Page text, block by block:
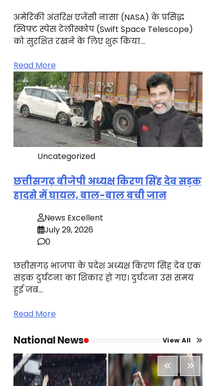
अमेरिकी अंतरिक्ष एजेंसी नासा (NASA) के प्रसिद्ध
स्विफ्ट स्पेस टेलीस्कोप (Swift Space Telescope)
को सुरक्षित रखने के लिए शुरू किया…
Read More
Uncategorized
छत्तीसगढ़ बीजेपी अध्यक्ष किरण सिंह देव सड़क
हादसे में घायल, बाल-बाल बची जान
News Excellent
July 29, 2026
0
छत्तीसगढ़ भाजपा के प्रदेश अध्यक्ष किरण सिंह देव एक
सड़क दुर्घटना का शिकार हो गए। दुर्घटना उस समय
हुई जब…
Read More
National News View All